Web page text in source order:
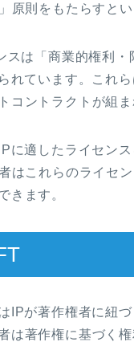
原則をもたらすと
スは「商業的権利
れています。これ
コントラクトが組ま
に適したライセン
はこれらのライセ
きます。
IPが著作権者に紐
は著作権に基づく